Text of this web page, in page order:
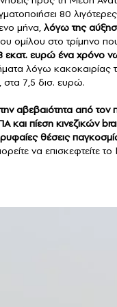
80
μήνα, λόγω της
ομίλου στο τρίμηνο
εκατ. ευρώ ένα χρόνο
λόγω κακοκαιρίας
στα 7,5 δισ. ευρώ.
αβεβαιότητα από
πίεση κινεζικών
θέσεις
να επισκεφτείτε το